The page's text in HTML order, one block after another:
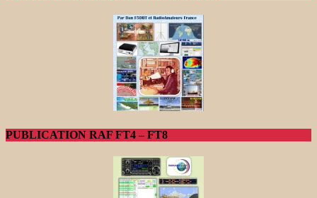
PUBLICATION RAF FT4 – FT8